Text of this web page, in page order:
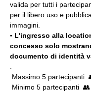
valida per tutti i
per il libero uso e
immagini.
▪️ L'ingresso alla
concesso solo
documento di identità
Massimo 5 partecipanti
Minimo 5 partecipanti  👥